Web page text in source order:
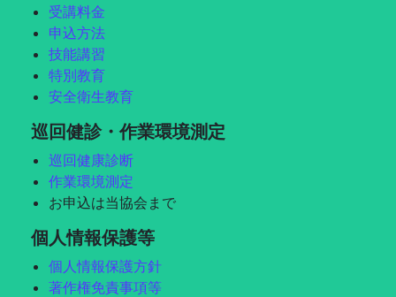
受講料金
申込方法
技能講習
特別教育
安全衛生教育
巡回健診・作業環境測定
巡回健康診断
作業環境測定
お申込は当協会まで
個人情報保護等
個人情報保護方針
著作権免責事項等